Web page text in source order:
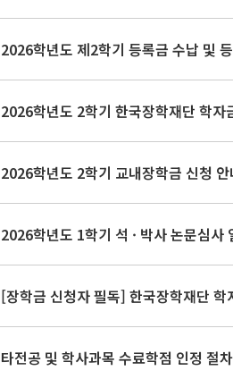
2026학년도 제2학기 등록금 수납 및
2026학년도 2학기 한국장학재단 학자
2026학년도 2학기 교내장학금 신청
2026학년도 1학기 석 · 박사 논문심
[장학금 신청자 필독] 한국장학재단 학
타전공 및 학사과목 수료학점 인정 절